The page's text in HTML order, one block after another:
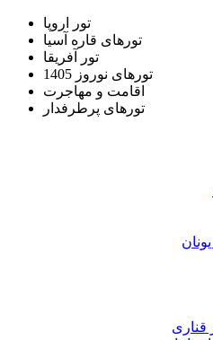
تور اروپا
تورهای قاره آسیا
تور آفریقا
تورهای نوروز 1405
اقامت و مهاجرت
تورهای پرطرفدار
قناری